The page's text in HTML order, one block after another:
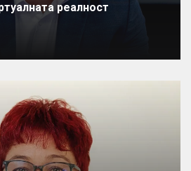
реалност